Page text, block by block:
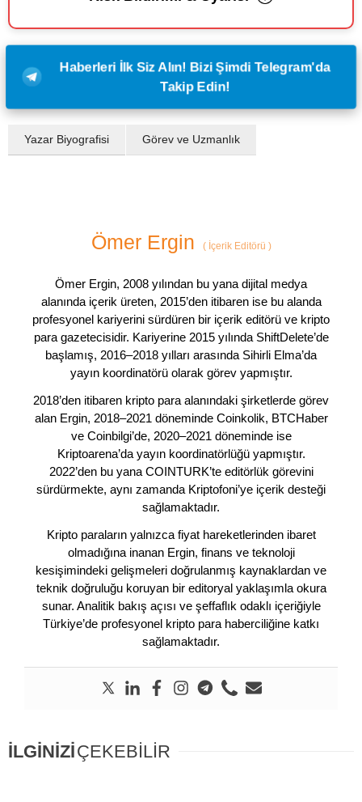
Haberleri İlk Siz Alın! Bizi Şimdi Telegram'da
Takip Edin!
Yazar Biyografisi Görev ve Uzmanlık
Ömer Ergin (İçerik Editörü )
Ömer Ergin, 2008 yılından bu yana dijital medya
alanında içerik üreten, 2015’den itibaren ise bu alanda
profesyonel kariyerini sürdüren bir içerik editörü ve kripto
para gazetecisidir. Kariyerine 2015 yılında ShiftDelete’de
başlamış, 2016–2018 yılları arasında Sihirli Elma’da
yayın koordinatörü olarak görev yapmıştır.
2018’den itibaren kripto para alanındaki şirketlerde görev
alan Ergin, 2018–2021 döneminde Coinkolik, BTCHaber
ve Coinbilgi’de, 2020–2021 döneminde ise
Kriptoarena’da yayın koordinatörlüğü yapmıştır.
2022’den bu yana COINTURK’te editörlük görevini
sürdürmekte, aynı zamanda Kriptofoni’ye içerik desteği
sağlamaktadır.
Kripto paraların yalnızca fiyat hareketlerinden ibaret
olmadığına inanan Ergin, finans ve teknoloji
kesişimindeki gelişmeleri doğrulanmış kaynaklardan ve
teknik doğruluğu koruyan bir editoryal yaklaşımla okura
sunar. Analitik bakış açısı ve şeffaflık odaklı içeriğiyle
Türkiye’de profesyonel kripto para haberciliğine katkı
sağlamaktadır.
İLGİNİZİÇEKEBİLİR